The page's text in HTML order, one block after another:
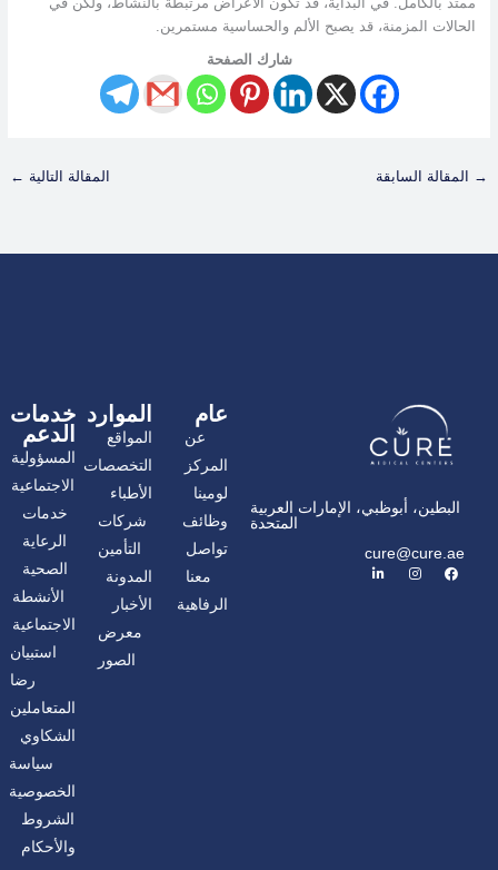
الحالات المزمنة، قد يصبح الألم والحساسية مستمرين.
شارك الصفحة
→ المقالة السابقة المقالة التالية ←
البطين، أبوظبي، الإمارات العربية
المتحدة
cure@cure.ae
ف
ي
ا
ن
ل
ي
عام
عن
المركز
لومينا
وظائف
تواصل
معنا
الرفاهية
الموارد
المواقع
التخصصات
الأطباء
شركات
التأمين
المدونة
الأخبار
معرض
الصور
خدمات
الدعم
المسؤولية
الاجتماعية
خدمات
الرعاية
الصحية
الأنشطة
الاجتماعية
استبيان
رضا
المتعاملين
الشكاوي
سياسة
الخصوصية
الشروط
والأحكام